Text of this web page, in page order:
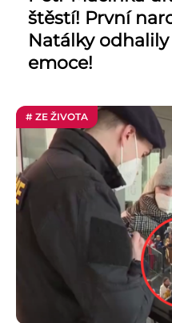
štěstí! První
Natálky
emoce!
# ZE ŽIVOTA